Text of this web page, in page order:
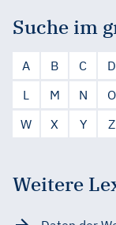
Suche im
A B C D
L
M N O
W
X Y Z
Weitere